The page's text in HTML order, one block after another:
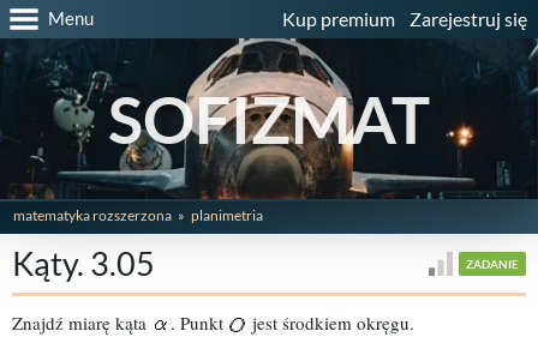
Menu Kup premium Zarejestruj się
SOFIZMAT
matematyka rozszerzona planimetria
Kąty. 3.05 ZADANIE
Znajdź miarę kąta . Punkt jest środkiem okręgu.